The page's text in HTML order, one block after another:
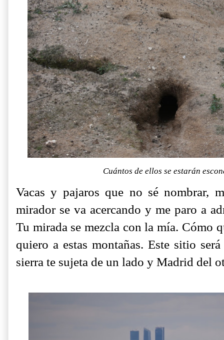
Cuántos de ellos se estarán
Vacas y pajaros que no sé nombrar,
mirador se va acercando y me paro a
Tu mirada se mezcla con la mía. Cómo
quiero a estas montañas. Este sitio
sierra te sujeta de un lado y Madrid del